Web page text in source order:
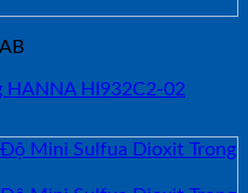
HANNA HI932C2-02